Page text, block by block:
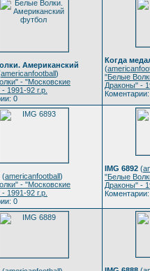
Американский
americanfootball)
- "Московские
1991-92 г.р.
0
Когда
(
"Белые
Драконы" -
(americanfootball)
- "Московские
1991-92 г.р.
0
IMG 6892 (
"Белые
Драконы" -